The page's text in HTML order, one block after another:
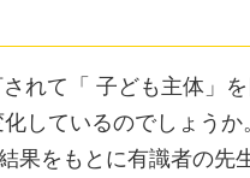
れて「 子ども主体」
しているのでしょうか
果をもとに有識者の先